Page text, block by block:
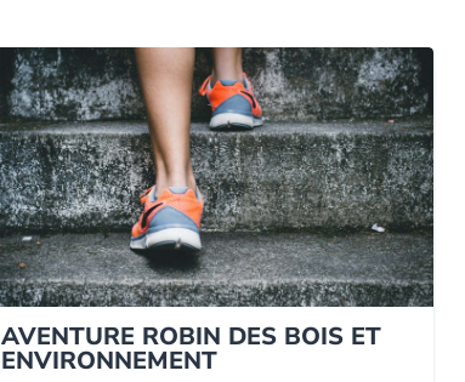
AVENTURE ROBIN DES BOIS ET
ENVIRONNEMENT